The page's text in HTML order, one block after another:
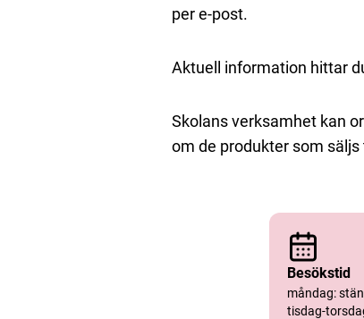
per e-post.
Aktuell information hittar
Skolans verksamhet kan
om de produkter som
Besökstid
måndag:
tisdag-